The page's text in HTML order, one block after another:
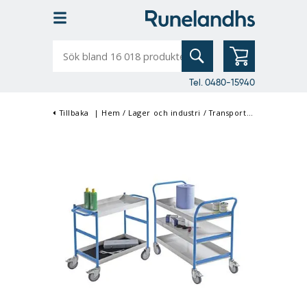
bland
Tel. 0480-15940
Tillbaka | Hem / Lager och industri /Transport & Materialhantering